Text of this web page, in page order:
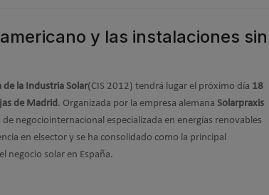
y las instalaciones
de la Industria Solar(CIS 2012) tendrá lugar el próximo día 18
de Madrid . Organizada por la empresa alemana Solarpraxis
negociointernacional especializada en energías renovables
en elsector y se ha consolidado como la principal
negocio solar en España.